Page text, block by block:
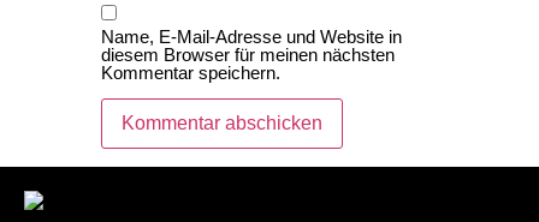
Name, E-Mail-Adresse und Website in
diesem Browser für meinen nächsten
Kommentar speichern.